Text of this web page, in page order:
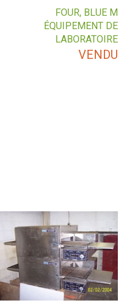
FOUR, BLUE M
ÉQUIPEMENT DE
LABORATOIRE
VENDU